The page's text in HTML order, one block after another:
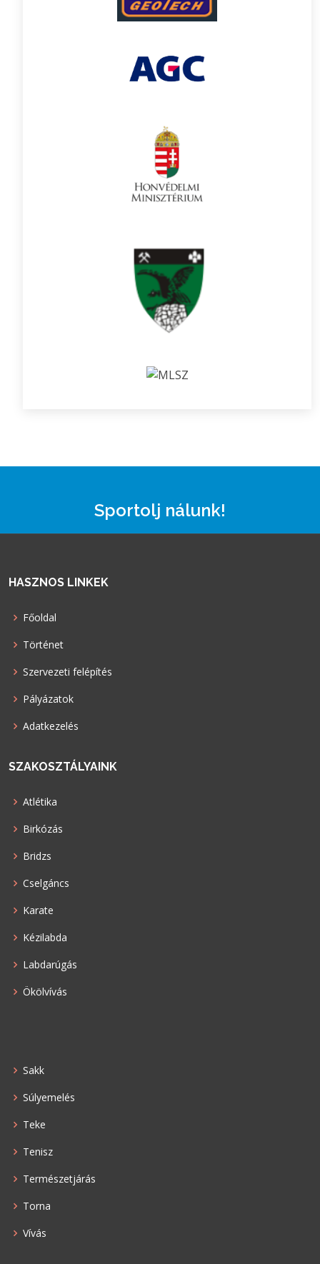
Sportolj nálunk!
HASZNOS LINKEK
Főoldal
Történet
Szervezeti felépítés
Pályázatok
Adatkezelés
SZAKOSZTÁLYAINK
Atlétika
Birkózás
Bridzs
Cselgáncs
Karate
Kézilabda
Labdarúgás
Ökölvívás
Sakk
Súlyemelés
Teke
Tenisz
Természetjárás
Torna
Vívás